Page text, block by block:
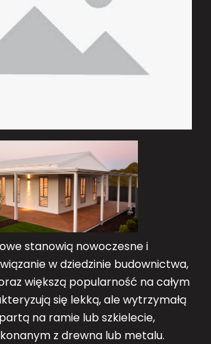
stanowią nowoczesne i
w dziedzinie budownictwa,
większą popularność na całym
się lekką, ale wytrzymałą
na ramie lub szkielecie,
z drewna lub metalu.